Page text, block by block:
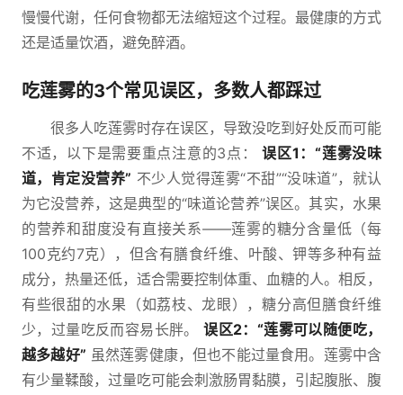
慢慢代谢，任何食物都无法缩短这个过程。最健康的方式
还是适量饮酒，避免醉酒。
吃莲雾的3个常见误区，多数人都踩过
很多人吃莲雾时存在误区，导致没吃到好处反而可能
不适，以下是需要重点注意的3点：误区1：“莲雾没味
道，肯定没营养” 不少人觉得莲雾“不甜”“没味道”，就认
为它没营养，这是典型的“味道论营养”误区。其实，水果
的营养和甜度没有直接关系——莲雾的糖分含量低（每
100克约7克），但含有膳食纤维、叶酸、钾等多种有益
成分，热量还低，适合需要控制体重、血糖的人。相反，
有些很甜的水果（如荔枝、龙眼），糖分高但膳食纤维
少，过量吃反而容易长胖。误区2：“莲雾可以随便吃，
越多越好” 虽然莲雾健康，但也不能过量食用。莲雾中含
有少量鞣酸，过量吃可能会刺激肠胃黏膜，引起腹胀、腹